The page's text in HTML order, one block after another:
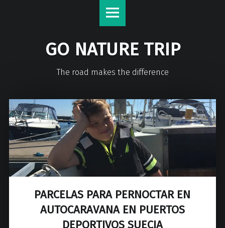
GO NATURE TRIP
The road makes the difference
PARCELAS PARA PERNOCTAR EN
AUTOCARAVANA EN PUERTOS
DEPORTIVOS SUECIA